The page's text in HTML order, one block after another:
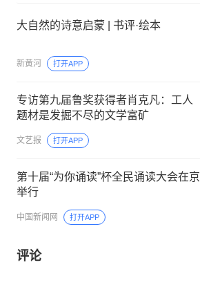
大自然的诗意启蒙 | 书评·绘本
新黄河 打开APP
专访第九届鲁奖获得者肖克凡：工人
题材是发掘不尽的文学富矿
文艺报 打开APP
第十届“为你诵读”杯全民诵读大会在京
举行
中国新闻网 打开APP
评论